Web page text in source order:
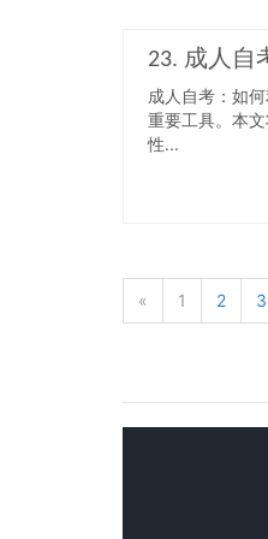
23. 成人自
成人自考：如
重要工具。本
性...
« 1 2 3